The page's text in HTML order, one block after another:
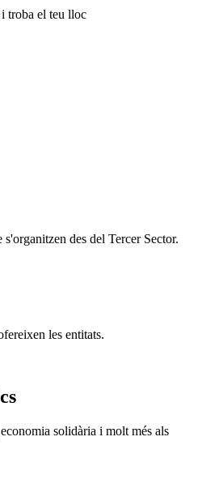
troba el teu lloc
des del Tercer Sector.
les entitats.
solidària i molt més als